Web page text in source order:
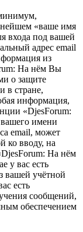
«ваше имя
входа под вашей
адрес email
из
На нём Вы
о защите
в стране,
информация,
«DjesForum:
имени
email, может
ко вводу, на
На нём
у вас есть
вашей учётной
есть
сообщений,
обеспечением